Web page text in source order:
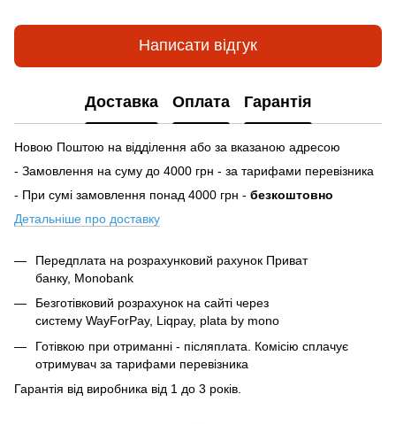
Написати відгук
Доставка Оплата Гарантія
Новою Поштою на відділення або за вказаною адресою
- Замовлення на суму до 4000 грн - за тарифами перевізника
- При сумі замовлення понад 4000 грн - безкоштовно
Детальніше про доставку
Передплата на розрахунковий рахунок Приват
банку, Monobank
Безготівковий розрахунок на сайті через
систему WayForPay, Liqpay, plata by mono
Готівкою при отриманні - післяплата. Комісію сплачує
отримувач за тарифами перевізника
Гарантія від виробника від 1 до 3 років.